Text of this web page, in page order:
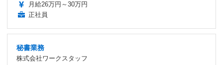
月給26万円～30万円
正社員
秘書業務
株式会社ワークスタッフ